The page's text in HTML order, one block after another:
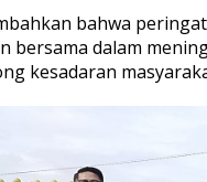
bahwa
bersama dalam
kesadaran